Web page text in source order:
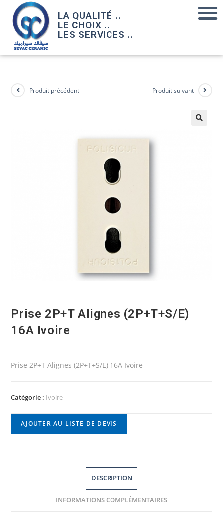
LA QUALITÉ ..
LE CHOIX ..
LES SERVICES ..
Produit précédent Produit suivant
Prise 2P+T Alignes (2P+T+S/E)
16A Ivoire
Prise 2P+T Alignes (2P+T+S/E) 16A Ivoire
Catégorie : Ivoire
AJOUTER AU LISTE DE DEVIS
DESCRIPTION
INFORMATIONS COMPLÉMENTAIRES